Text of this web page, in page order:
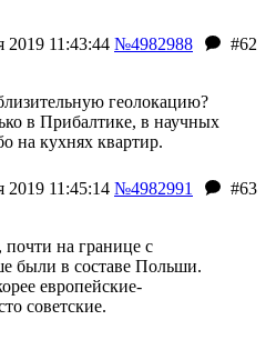
2019 11:43:44 №4982988
#62
геолокацию?
в Прибалтике, в научных
на кухнях квартир.
2019 11:45:14 №4982991
#63
почти на границе с
были в составе Польши.
европейские-
советские.